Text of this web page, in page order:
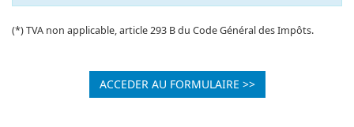
(*) TVA non applicable, article 293 B du Code Général des Impôts.
ACCEDER AU FORMULAIRE >>